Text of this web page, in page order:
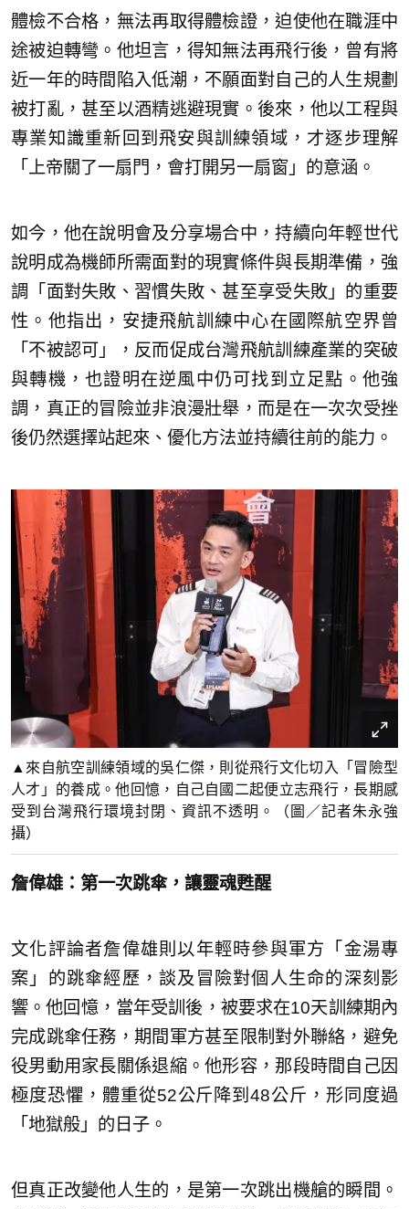
體檢不合格，無法再取得體檢證，迫使他在職涯中
途被迫轉彎。他坦言，得知無法再飛行後，曾有將
近一年的時間陷入低潮，不願面對自己的人生規劃
被打亂，甚至以酒精逃避現實。後來，他以工程與
專業知識重新回到飛安與訓練領域，才逐步理解
「上帝關了一扇門，會打開另一扇窗」的意涵。
如今，他在說明會及分享場合中，持續向年輕世代
說明成為機師所需面對的現實條件與長期準備，強
調「面對失敗、習慣失敗、甚至享受失敗」的重要
性。他指出，安捷飛航訓練中心在國際航空界曾
「不被認可」，反而促成台灣飛航訓練產業的突破
與轉機，也證明在逆風中仍可找到立足點。他強
調，真正的冒險並非浪漫壯舉，而是在一次次受挫
後仍然選擇站起來、優化方法並持續往前的能力。
▲來自航空訓練領域的吳仁傑，則從飛行文化切入「冒險型
人才」的養成。他回憶，自己自國二起便立志飛行，長期感
受到台灣飛行環境封閉、資訊不透明。（圖／記者朱永強
攝）
詹偉雄：第一次跳傘，讓靈魂甦醒
文化評論者詹偉雄則以年輕時參與軍方「金湯專
案」的跳傘經歷，談及冒險對個人生命的深刻影
響。他回憶，當年受訓後，被要求在10天訓練期內
完成跳傘任務，期間軍方甚至限制對外聯絡，避免
役男動用家長關係退縮。他形容，那段時間自己因
極度恐懼，體重從52公斤降到48公斤，形同度過
「地獄般」的日子。
但真正改變他人生的，是第一次跳出機艙的瞬間。